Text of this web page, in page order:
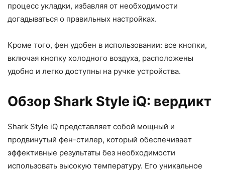
процесс укладки, избавляя от необходимости
догадываться о правильных настройках.
Кроме того, фен удобен в использовании: все кнопки,
включая кнопку холодного воздуха, расположены
удобно и легко доступны на ручке устройства.
Обзор Shark Style iQ: вердикт
Shark Style iQ представляет собой мощный и
продвинутый фен-стилер, который обеспечивает
эффективные результаты без необходимости
использовать высокую температуру. Его уникальное